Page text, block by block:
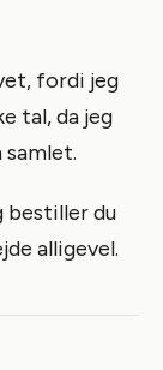
fordi jeg
tal, da jeg
samlet.
bestiller du
alligevel.